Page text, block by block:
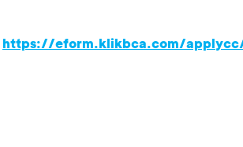
https://eform.klikbca.com/